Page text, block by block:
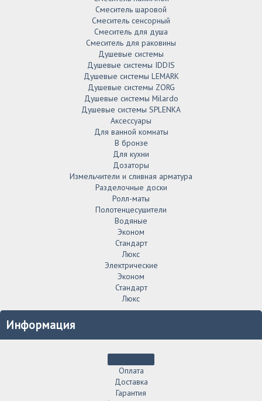
Смеситель шаровой
Смеситель сенсорный
Смеситель для душа
Смеситель для раковины
Душевые системы
Душевые системы IDDIS
Душевые системы LEMARK
Душевые системы ZORG
Душевые системы Milardo
Душевые системы SPLENKA
Аксессуары
Для ванной комнаты
В бронзе
Для кухни
Дозаторы
Измельчители и сливная арматура
Разделочные доски
Ролл-маты
Полотенцесушители
Водяные
Эконом
Стандарт
Люкс
Электрические
Эконом
Стандарт
Люкс
Информация
Оплата
Доставка
Гарантия